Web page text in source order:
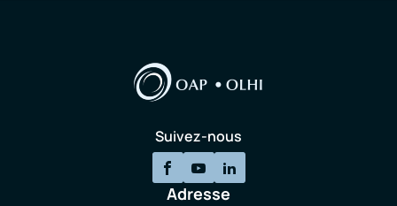
Suivez-nous
Adresse